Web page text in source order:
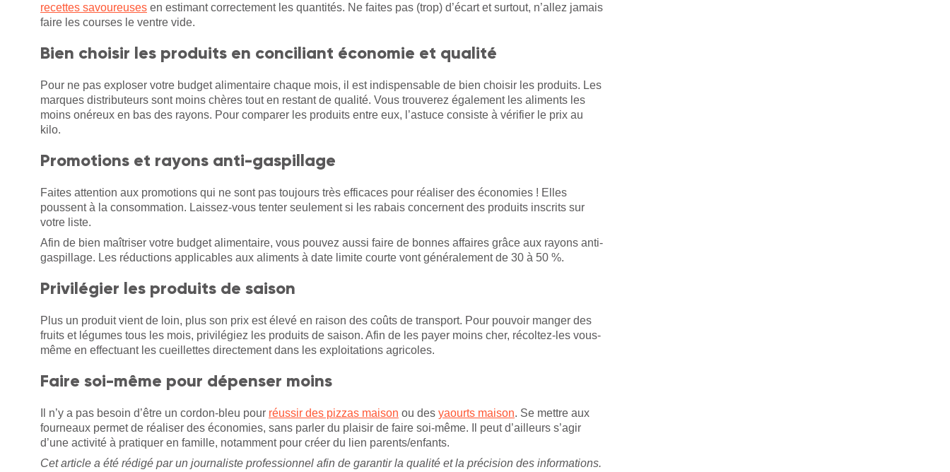
recettes savoureuses en estimant correctement les quantités. Ne faites pas (trop) d’écart et surtout, n’allez jamais
faire les courses le ventre vide.
Bien choisir les produits en conciliant économie et qualité
Pour ne pas exploser votre budget alimentaire chaque mois, il est indispensable de bien choisir les produits. Les
marques distributeurs sont moins chères tout en restant de qualité. Vous trouverez également les aliments les
moins onéreux en bas des rayons. Pour comparer les produits entre eux, l’astuce consiste à vérifier le prix au
kilo.
Promotions et rayons anti-gaspillage
Faites attention aux promotions qui ne sont pas toujours très efficaces pour réaliser des économies ! Elles
poussent à la consommation. Laissez-vous tenter seulement si les rabais concernent des produits inscrits sur
votre liste.
Afin de bien maîtriser votre budget alimentaire, vous pouvez aussi faire de bonnes affaires grâce aux rayons anti-
gaspillage. Les réductions applicables aux aliments à date limite courte vont généralement de 30 à 50 %.
Privilégier les produits de saison
Plus un produit vient de loin, plus son prix est élevé en raison des coûts de transport. Pour pouvoir manger des
fruits et légumes tous les mois, privilégiez les produits de saison. Afin de les payer moins cher, récoltez-les vous-
même en effectuant les cueillettes directement dans les exploitations agricoles.
Faire soi-même pour dépenser moins
Il n’y a pas besoin d’être un cordon-bleu pour réussir des pizzas maison ou des yaourts maison. Se mettre aux
fourneaux permet de réaliser des économies, sans parler du plaisir de faire soi-même. Il peut d’ailleurs s’agir
d’une activité à pratiquer en famille, notamment pour créer du lien parents/enfants.
Cet article a été rédigé par un journaliste professionnel afin de garantir la qualité et la précision des informations.